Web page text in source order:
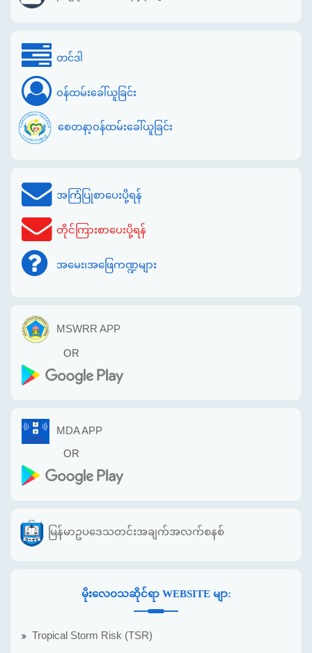
တင်ဒါ
ဝန်ထမ်းခေါ်ယူခြင်း
စေတနာ့ဝန်ထမ်းခေါ်ယူခြင်း
အကြံပြုစာပေးပို့ရန်
တိုင်ကြားစာပေးပို့ရန်
အမေး၊အဖြေကဏ္ဍများ
MSWRR APP
OR
MDA APP
OR
မြန်မာဥပဒေသတင်းအချက်အလက်စနစ်
မိုးလေဝသဆိုင်ရာ WEBSITE မျာ:
Tropical Storm Risk (TSR)